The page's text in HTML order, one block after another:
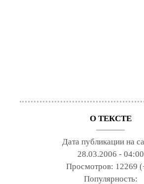
О ТЕКСТЕ
Дата публикации на
28.03.2006 - 04:00
Просмотров: 12269
Популярность: